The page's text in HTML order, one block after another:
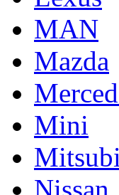
MAN
Mazda
Mini
Nissan